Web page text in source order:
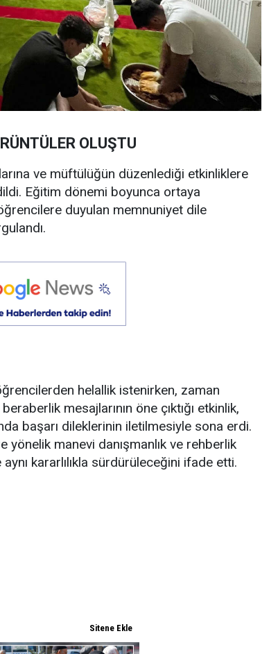
OLUŞTU
ve müftülüğün düzenlediği etkinliklere
Eğitim dönemi boyunca ortaya
duyulan memnuniyet dile
helallik istenirken, zaman
mesajlarının öne çıktığı etkinlik,
başarı dileklerinin iletilmesiyle sona erdi.
manevi danışmanlık ve rehberlik
kararlılıkla sürdürüleceğini ifade etti.